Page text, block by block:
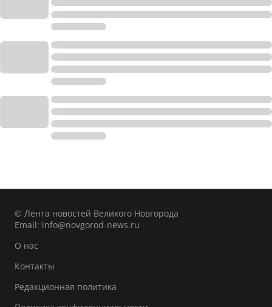
© Лента новостей Великого Новгорода
Email: info@novgorod-news.ru
О нас
Контакты
Редакционная политика